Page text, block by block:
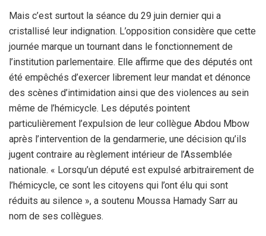
Mais c’est surtout la séance du 29 juin dernier qui a
cristallisé leur indignation. L’opposition considère que cette
journée marque un tournant dans le fonctionnement de
l’institution parlementaire. Elle affirme que des députés ont
été empêchés d’exercer librement leur mandat et dénonce
des scènes d’intimidation ainsi que des violences au sein
même de l’hémicycle. Les députés pointent
particulièrement l’expulsion de leur collègue Abdou Mbow
après l’intervention de la gendarmerie, une décision qu’ils
jugent contraire au règlement intérieur de l’Assemblée
nationale. « Lorsqu’un député est expulsé arbitrairement de
l’hémicycle, ce sont les citoyens qui l’ont élu qui sont
réduits au silence », a soutenu Moussa Hamady Sarr au
nom de ses collègues.